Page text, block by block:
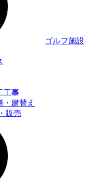
ゴルフ施設
工事
建替え
販売